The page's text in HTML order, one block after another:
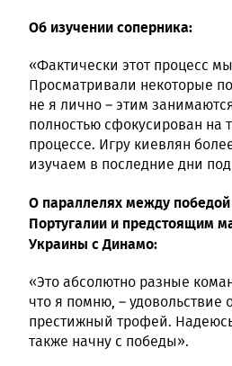
Об изучении соперника:
«Фактически этот процесс
Просматривали некоторые
не я лично – этим
полностью сфокусирован на
процессе. Игру киевлян
изучаем в последние дни
О параллелях между
Португалии и предстоящим
Украины с Динамо:
«Это абсолютно разные
что я помню, – удовольствие
престижный трофей.
также начну с победы».